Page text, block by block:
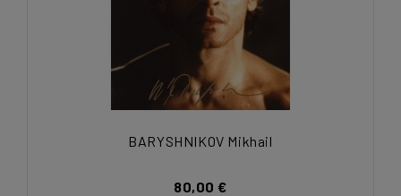
BARYSHNIKOV Mikhail
80,00 €